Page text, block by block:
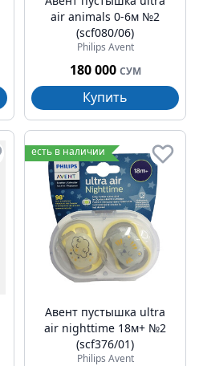
air animals 0-6м №2
(scf080/06)
Philips Avent
180 000 СУМ
Купить
есть в наличии
Авент пустышка ultra
air nighttime 18м+ №2
(scf376/01)
Philips Avent